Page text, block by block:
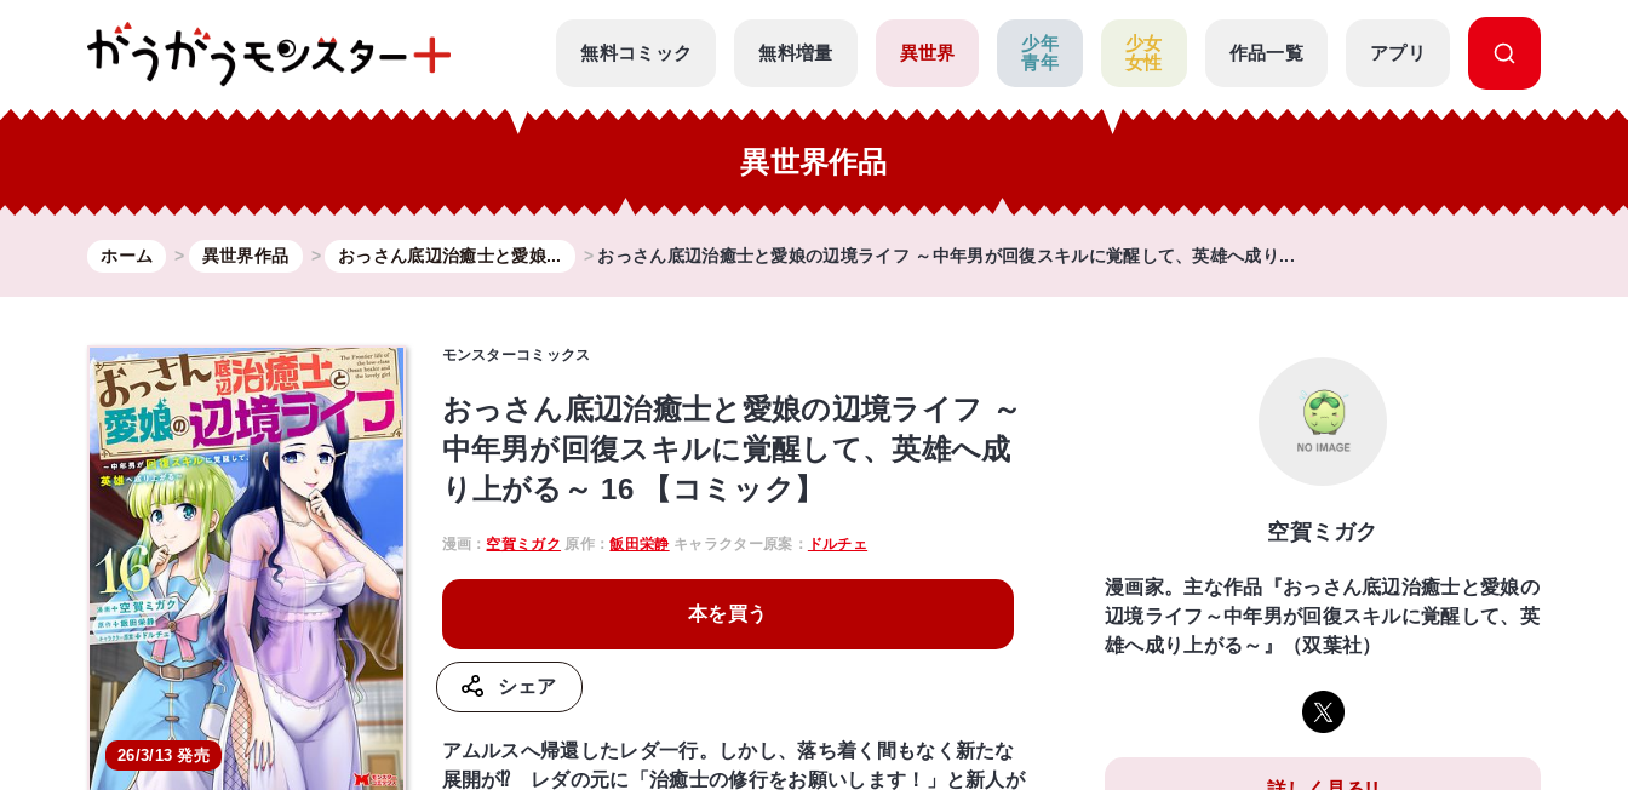
無料コミック 無料増量 異世界
少年
青年
少女
女性
作品一覧 アプリ
異世界作品
ホーム 異世界作品 おっさん底辺治癒士と愛娘... おっさん底辺治癒士と愛娘の辺境ライフ ～中年男が回復スキルに覚醒して、英雄へ成り...
26/3/13 発売
モンスターコミックス
おっさん底辺治癒士と愛娘の辺境ライフ ～
中年男が回復スキルに覚醒して、英雄へ成
り上がる～ 16 【コミック】
漫画： 空賀ミガク 原作：飯田栄静キャラクター原案： ドルチェ
本を買う
シェア
アムルスへ帰還したレダ一行。しかし、落ち着く間もなく新たな
展開が⁉ レダの元に「治癒士の修行をお願いします！」と新人が
空賀ミガク
漫画家。主な作品『おっさん底辺治癒士と愛娘の
辺境ライフ～中年男が回復スキルに覚醒して、英
雄へ成り上がる～』（双葉社）